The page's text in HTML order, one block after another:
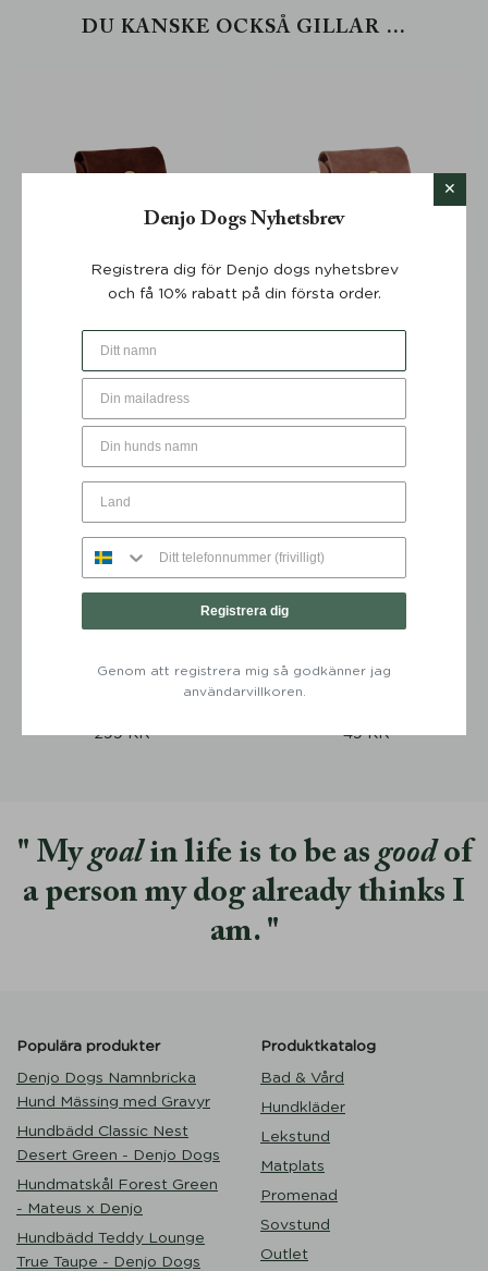
DU KANSKE OCKSÅ GILLAR …
Läder Dark Choco - Denjo
Dogs
Läder Hazel - Denjo Dogs
Läder Hazel Silver Button-
299KR
Jordnötssmör 50 gram –
49KR
My goalin life is to be as goodof
a person my dog already thinks I
am.
Populära produkter
Denjo Dogs Namnbricka
Hund Mässing med Gravyr
Hundbädd Classic Nest
Desert Green - Denjo Dogs
Hundmatskål Forest Green
- Mateus x Denjo
Hundbädd Teddy Lounge
True Taupe - Denjo Dogs
Produktkatalog
Bad & Vård
Hundkläder
Lekstund
Matplats
Promenad
Sovstund
Outlet
Denjo Dogs Nyhetsbrev
Registrera dig för Denjo dogs nyhetsbrev
och få 10% rabatt på din första order.
Registrera dig
Genom att registrera mig så godkänner jag
användarvillkoren.